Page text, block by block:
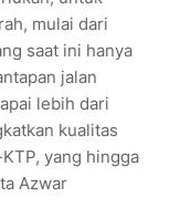
mulai dari
saat ini hanya
jalan
lebih dari
kualitas
yang hingga
Azwar